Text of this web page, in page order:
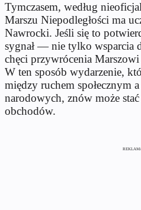
Tymczasem, według
Marszu Niepodległości ma
Nawrocki. Jeśli się to
sygnał — nie tylko wsparcia
chęci przywrócenia
W ten sposób wydarzenie,
między ruchem społecznym
narodowych, znów może
obchodów.